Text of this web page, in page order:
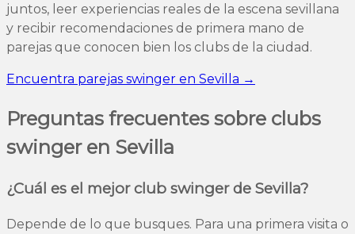
juntos, leer experiencias reales de la escena sevillana
y recibir recomendaciones de primera mano de
parejas que conocen bien los clubs de la ciudad.
Encuentra parejas swinger en Sevilla →
Preguntas frecuentes sobre clubs
swinger en Sevilla
¿Cuál es el mejor club swinger de Sevilla?
Depende de lo que busques. Para una primera visita o